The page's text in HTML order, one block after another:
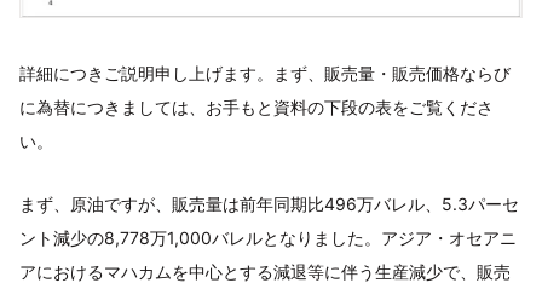
詳細につきご説明申し上げます。まず、販売量・販売価格ならび
に為替につきましては、お手もと資料の下段の表をご覧くださ
い。
まず、原油ですが、販売量は前年同期比496万バレル、5.3パーセ
ント減少の8,778万1,000バレルとなりました。アジア・オセアニ
アにおけるマハカムを中心とする減退等に伴う生産減少で、販売